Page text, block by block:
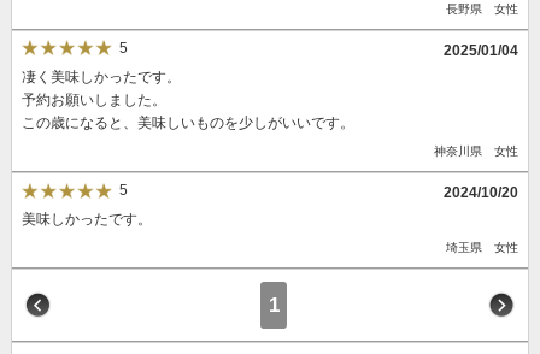
長野県 女性
5
2025/01/04
凄く美味しかったです。
予約お願いしました。
この歳になると、美味しいものを少しがいいです。
神奈川県 女性
5
2024/10/20
美味しかったです。
埼玉県 女性
1